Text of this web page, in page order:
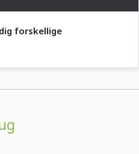
forskellige